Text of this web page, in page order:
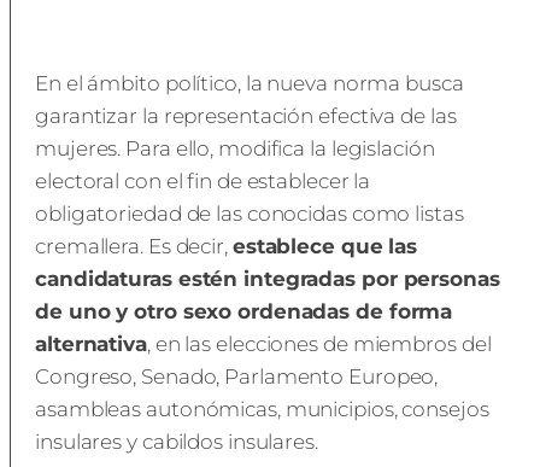
En el ámbito político, la nueva norma busca
garantizar la representación efectiva de las
mujeres. Para ello, modifica la legislación
electoral con el fin de establecer la
obligatoriedad de las conocidas como listas
cremallera. Es decir, establece que las
candidaturas estén integradas por personas
de uno y otro sexo ordenadas de forma
alternativa, en las elecciones de miembros del
Congreso, Senado, Parlamento Europeo,
asambleas autonómicas, municipios, consejos
insulares y cabildos insulares.